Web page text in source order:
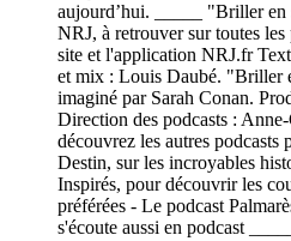
aujourd’hui. _____ "Briller
NRJ, à retrouver sur toutes
site et l'application NRJ.fr
et mix : Louis Daubé. "Briller
imaginé par Sarah Conan.
Direction des podcasts :
découvrez les autres
Destin, sur les incroyables
Inspirés, pour découvrir les
préférées - Le podcast
s'écoute aussi en podcast